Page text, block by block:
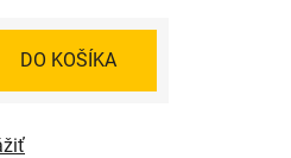
DO KOŠÍKA